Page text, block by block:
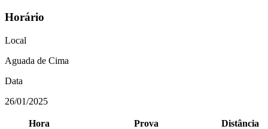
Horário
Local
Aguada de Cima
Data
26/01/2025
Hora Prova
Distância